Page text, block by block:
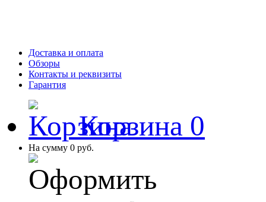
Доставка и оплата
Обзоры
Контакты и реквизиты
Гарантия
Корзина 0
На сумму 0 руб.